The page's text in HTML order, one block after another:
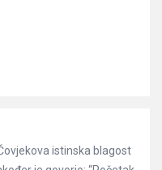
istinska blagost